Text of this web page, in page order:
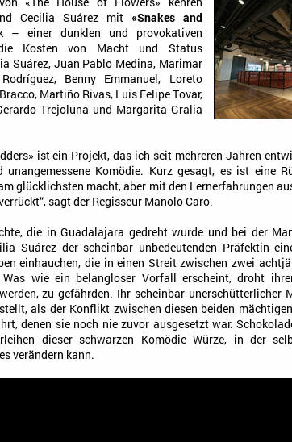
Cecilia Suárez mit«Snakes and
– einer dunklen und provokativen
Kosten von Macht und Status
Suárez, Juan Pablo Medina, Marimar
Benny Emmanuel, Loreto
Martiño Rivas, Luis Felipe Tovar,
Trejoluna und Margarita Gralia
ist ein Projekt, das ich seit mehreren Jahren
unangemessene Komödie. Kurz gesagt, es ist eine
glücklichsten macht, aber mit den Lernerfahrungen
sagt der Regisseur Manolo Caro.
die in Guadalajara gedreht wurde und bei der
Suárez der scheinbar unbedeutenden Präfektin
einhauchen, die in einen Streit zwischen zwei
wie ein belangloser Vorfall erscheint, droht
zu gefährden. Ihr scheinbar unerschütterlicher
als der Konflikt zwischen diesen beiden
denen sie noch nie zuvor ausgesetzt war.
dieser schwarzen Komödie Würze, in der
verändern kann.